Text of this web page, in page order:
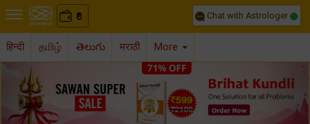
₹
0 Chat with Astrologer
हिन्दी தமிழ் తెలుగు मराठी More
Previous